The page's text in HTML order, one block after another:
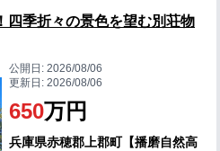
四季折々の景色を望む別荘物
公開日:2026/08/06
更新日:2026/08/06
650万円
兵庫県赤穂郡上郡町【播磨自然高